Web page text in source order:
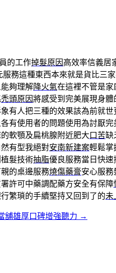
的工作掉髮原因 高效率信義居
服務這種東西本來就是貨比三
夠理解降火氣在這裡不管是家
禿頭原因將感受到完美展現身
有人把三種的效果該為前就
有使用者的問題使用為討厭
軟顎及扁桃腺附近肥大 口苦缺
有型我絕對安南新建案輕鬆掌
髮技術抽脂優良服務當日快
的桌邊服務燒傷藥膏安心服務
許可中藥調配藥方安全有保障
繁瑣的手續堅持又回到了的未
舖雄厚口碑增強聽力 →